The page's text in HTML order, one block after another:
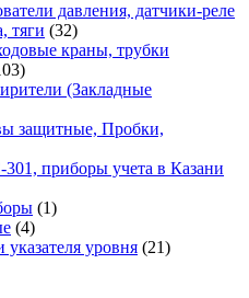
давления, датчики-реле
тяги 3232
товара
краны, трубки
103
товара(Закладные
защитные, Пробки,
приборы учета в Казани
11
44
товара уровня 2121